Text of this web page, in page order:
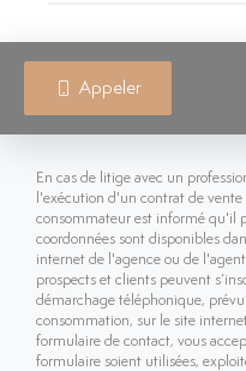
Appeler
En cas de litige avec un
l'exécution d'un contrat de
consommateur est informé qu'il
coordonnées sont disponibles
internet de l'agence ou de
prospects et clients peuvent
démarchage téléphonique,
consommation, sur le site
formulaire de contact, vous
formulaire soient utilisées,